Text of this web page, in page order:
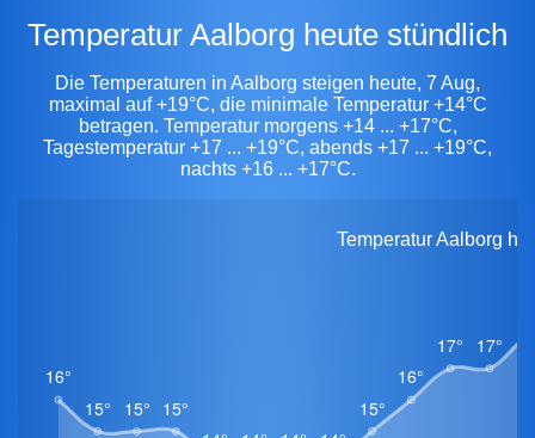
Temperatur Aalborg heute stündlich
Die Temperaturen in Aalborg steigen heute, 7 Aug,
maximal auf +19°C, die minimale Temperatur +14°C
betragen. Temperatur morgens +14 ... +17°C,
Tagestemperatur +17 ... +19°C, abends +17 ... +19°C,
nachts +16 ... +17°C.
Temperatur Aalborg